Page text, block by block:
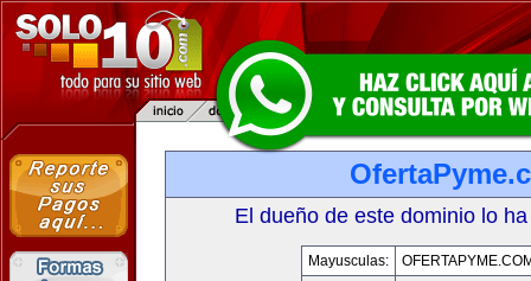
El dueño de este dominio lo
Mayusculas: